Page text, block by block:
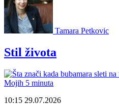
Tamara Petkovic
Stil života
Mojih 5 minuta
10:15 29.07.2026